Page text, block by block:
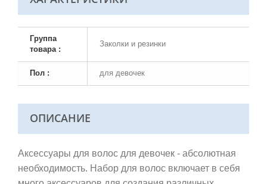
Группа
товара :
Заколки и резинки
Пол : для девочек
ОПИСАНИЕ
Аксессуары для волос для девочек - абсолютная
необходимость. Набор для волос включает в себя